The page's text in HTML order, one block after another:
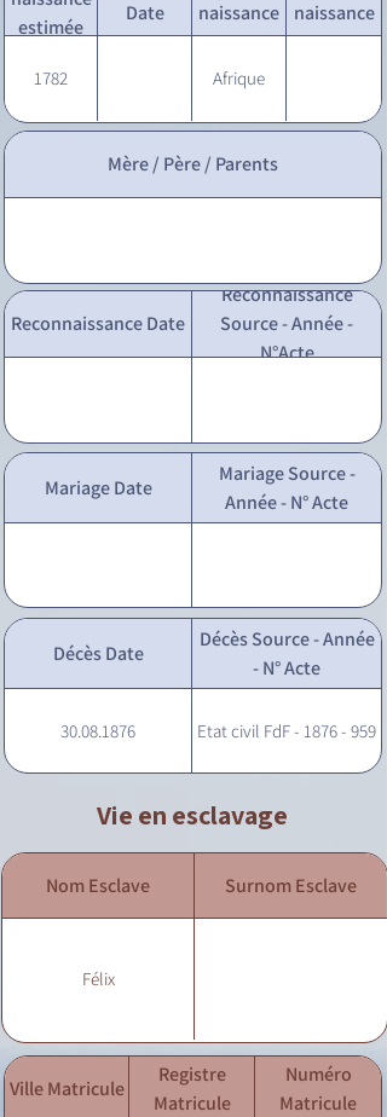
estimée
Date
naissance
naissance
1782 Afrique
Mère / Père / Parents
Reconnaissance Date
Reconnaissance
Source - Année -
N°Acte
Mariage Date
Mariage Source -
Année - N° Acte
Décès Date
Décès Source - Année
- N° Acte
30.08.1876 Etat civil FdF - 1876 - 959
Vie en esclavage
Nom Esclave Surnom Esclave
Félix
Ville Matricule
Registre
Matricule
Numéro
Matricule